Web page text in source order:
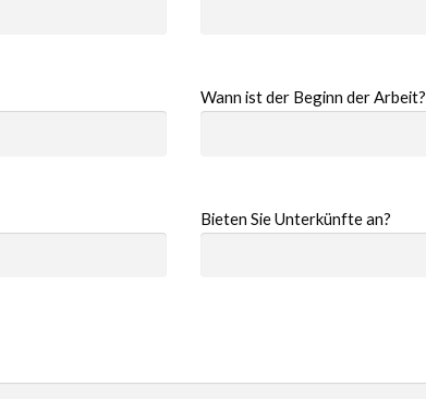
Wann ist der Beginn der Arbeit?
Bieten Sie Unterkünfte an?